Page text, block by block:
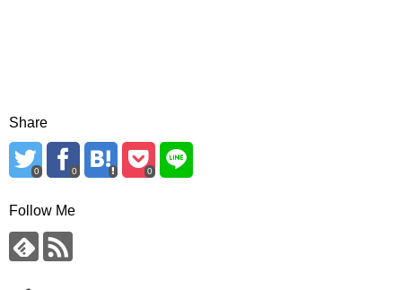
Share
0 0 0
Follow Me